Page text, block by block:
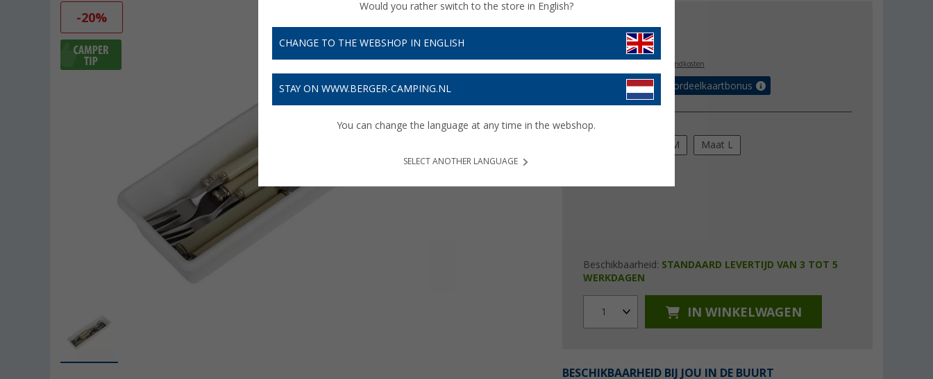
-20%
€ 7,99
plus verzendkosten
Verzeker tot 5% voordeelkaartbonus
uitvoering
Maat M Maat L
Beschikbaarheid: STANDAARD LEVERTIJD VAN 3 TOT 5
WERKDAGEN
1 IN WINKELWAGEN
BESCHIKBAARHEID BIJ JOU IN DE BUURT
Would you rather switch to the store in English?
CHANGE TO THE WEBSHOP IN ENGLISH
STAY ON WWW.BERGER-CAMPING.NL
You can change the language at any time in the webshop.
SELECT ANOTHER LANGUAGE